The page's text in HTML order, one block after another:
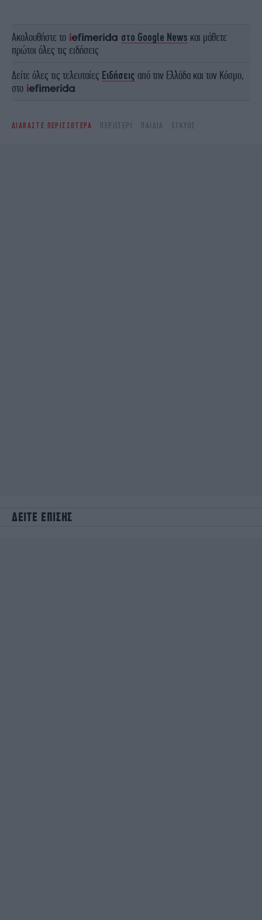
Ακολουθήστε το στο Google News και μάθετε
πρώτοι όλες τις ειδήσεις
Δείτε όλες τις τελευταίες Ειδήσεις από την Ελλάδα και τον Κόσμο,
στο
ΔΙΑΒΑΣΤΕ ΠΕΡΙΣΣΟΤΕΡΑ ΠΕΡΙΣΤΈΡΙ ΠΑΙΔΙΆ ΈΓΚΥΟΣ
ΔΕΙΤΕ ΕΠΙΣΗΣ